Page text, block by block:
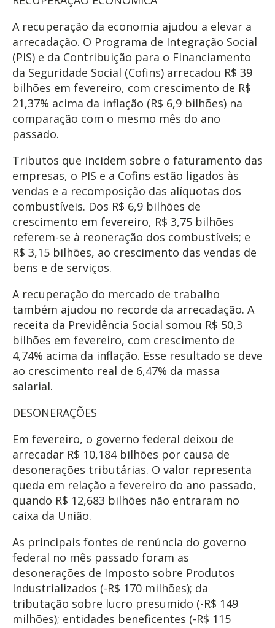
A recuperação da economia ajudou a elevar a
arrecadação. O Programa de Integração Social
(PIS) e da Contribuição para o Financiamento
da Seguridade Social (Cofins) arrecadou R$ 39
bilhões em fevereiro, com crescimento de R$
21,37% acima da inflação (R$ 6,9 bilhões) na
comparação com o mesmo mês do ano
passado.
Tributos que incidem sobre o faturamento das
empresas, o PIS e a Cofins estão ligados às
vendas e a recomposição das alíquotas dos
combustíveis. Dos R$ 6,9 bilhões de
crescimento em fevereiro, R$ 3,75 bilhões
referem-se à reoneração dos combustíveis; e
R$ 3,15 bilhões, ao crescimento das vendas de
bens e de serviços.
A recuperação do mercado de trabalho
também ajudou no recorde da arrecadação. A
receita da Previdência Social somou R$ 50,3
bilhões em fevereiro, com crescimento de
4,74% acima da inflação. Esse resultado se deve
ao crescimento real de 6,47% da massa
salarial.
DESONERAÇÕES
Em fevereiro, o governo federal deixou de
arrecadar R$ 10,184 bilhões por causa de
desonerações tributárias. O valor representa
queda em relação a fevereiro do ano passado,
quando R$ 12,683 bilhões não entraram no
caixa da União.
As principais fontes de renúncia do governo
federal no mês passado foram as
desonerações de Imposto sobre Produtos
Industrializados (-R$ 170 milhões); da
tributação sobre lucro presumido (-R$ 149
milhões); entidades beneficentes (-R$ 115